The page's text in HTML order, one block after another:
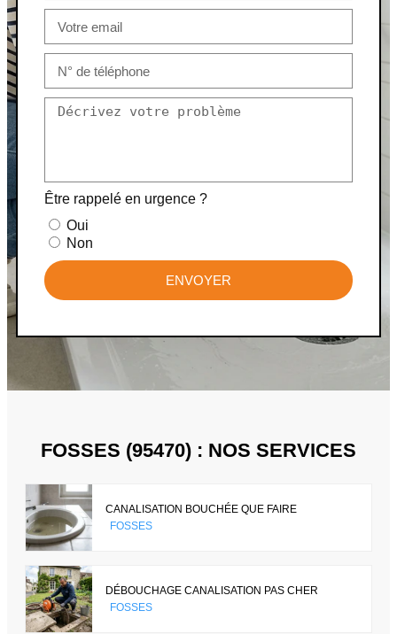
Être rappelé en urgence ?
Oui
Non
ENVOYER
FOSSES (95470) : NOS SERVICES
CANALISATION BOUCHÉE QUE FAIRE
FOSSES
DÉBOUCHAGE CANALISATION PAS CHER
FOSSES